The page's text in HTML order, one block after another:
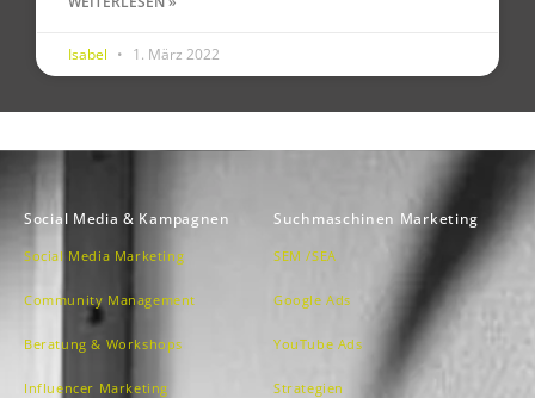
Isabel 1. März 2022
Social Media & Kampagnen
Social Media Marketing
Community Management
Beratung & Workshops
Influencer Marketing
Suchmaschinen Marketing
SEM /SEA
Google Ads
YouTube Ads
Strategien